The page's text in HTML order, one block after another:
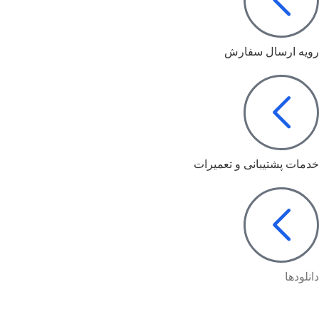
رویه ارسال سفارش
خدمات پشتیبانی و تعمیرات
دانلودها